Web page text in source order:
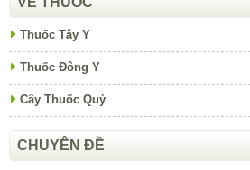
Thuốc Tây Y
Thuốc Đông Y
Cây Thuốc Quý
CHUYÊN ĐỀ